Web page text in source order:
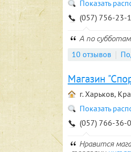
Показать
(057) 756-23-
А по
10 отзывов
Магазин
г. Харьков,
Показать
(057) 766-36-
Нравится